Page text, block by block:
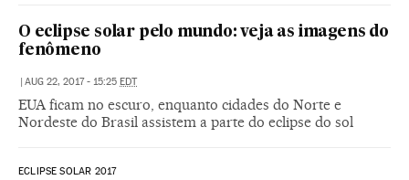
O eclipse solar pelo mundo: veja as imagens do
fenômeno
| AUG 22, 2017 - 15:25 EDT
EUA ficam no escuro, enquanto cidades do Norte e
Nordeste do Brasil assistem a parte do eclipse do sol
ECLIPSE SOLAR 2017